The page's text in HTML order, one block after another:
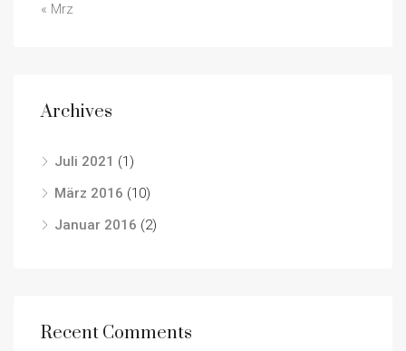
« Mrz
Archives
Juli 2021 (1)
März 2016 (10)
Januar 2016 (2)
Recent Comments